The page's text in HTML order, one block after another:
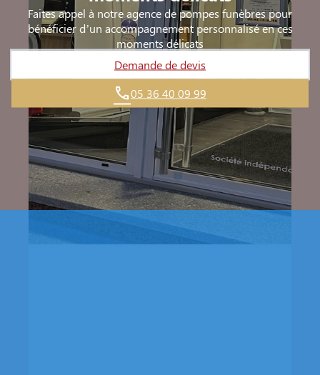
Faites appel à notre agence de pompes funèbres pour
bénéficier d’un accompagnement personnalisé en ces
moments délicats
Demande de devis
05 36 40 09 99